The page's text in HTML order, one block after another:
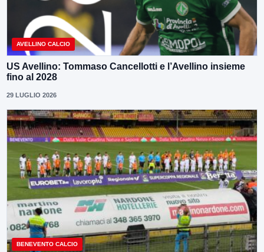
AVELLINO CALCIO
US Avellino: Tommaso Cancellotti e l’Avellino insieme
fino al 2028
29 LUGLIO 2026
BENEVENTO CALCIO